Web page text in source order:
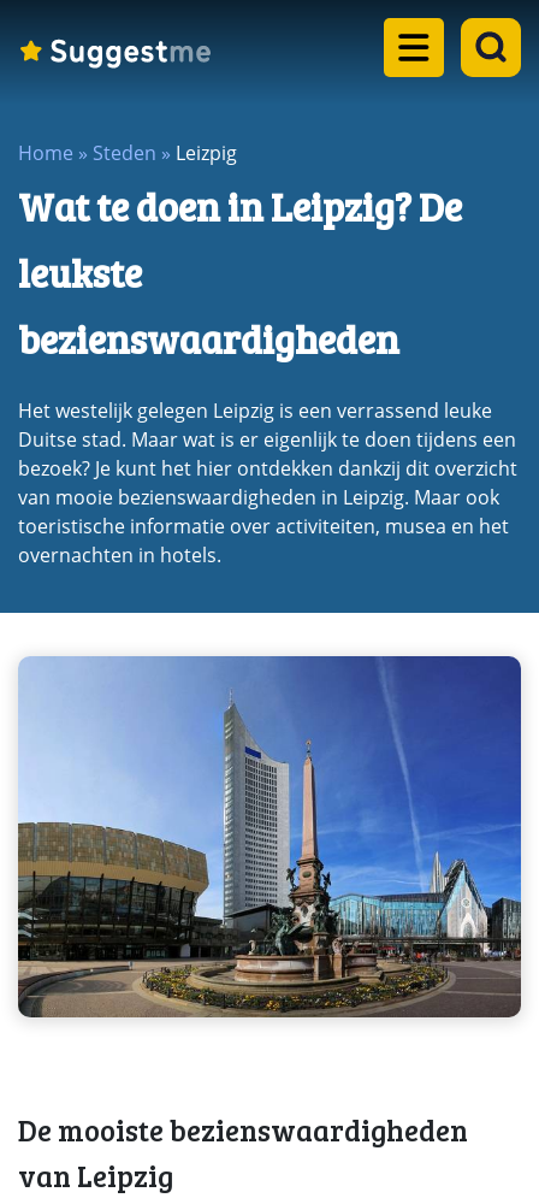
Landen
dropdown
Eilanden
dropdown
dropdown
menu
Rondreizen
dropdown
menu
Blogs
Home » Steden » Leizpig
Wat te doen in Leipzig? De
leukste
bezienswaardigheden
Het westelijk gelegen Leipzig is een verrassend leuke
Duitse stad. Maar wat is er eigenlijk te doen tijdens een
bezoek? Je kunt het hier ontdekken dankzij dit overzicht
van mooie bezienswaardigheden in Leipzig. Maar ook
toeristische informatie over activiteiten, musea en het
overnachten in hotels.
De mooiste bezienswaardigheden
van Leipzig